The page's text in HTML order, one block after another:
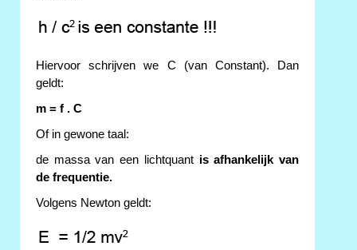
Hiervoor schrijven we C (van Constant). Dan
geldt:
m = f . C
Of in gewone taal:
de massa van een lichtquant is afhankelijk van
de frequentie.
Volgens Newton geldt: